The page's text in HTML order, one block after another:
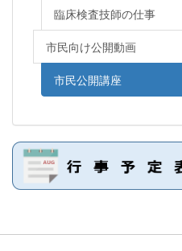
臨床検査技師の仕事
市民向け公開動画
市民公開講座